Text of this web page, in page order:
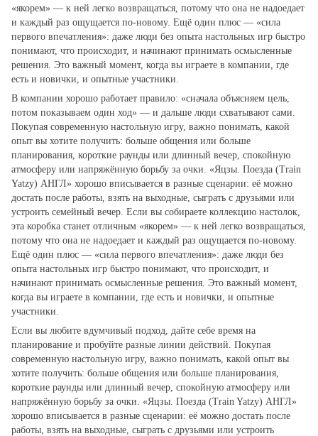
«якорем» — к ней легко возвращаться, потому что она не надоедает
и каждый раз ощущается по‑новому. Ещё один плюс — «сила
первого впечатления»: даже люди без опыта настольных игр быстро
понимают, что происходит, и начинают принимать осмысленные
решения. Это важный момент, когда вы играете в компании, где
есть и новички, и опытные участники.
В компании хорошо работает правило: «сначала объясняем цель,
потом показываем один ход» — и дальше люди схватывают сами.
Покупая современную настольную игру, важно понимать, какой
опыт вы хотите получить: больше общения или больше
планирования, короткие раунды или длинный вечер, спокойную
атмосферу или напряжённую борьбу за очки. «Яцзы. Поезда (Train
Yatzy) АНГЛ» хорошо вписывается в разные сценарии: её можно
достать после работы, взять на выходные, сыграть с друзьями или
устроить семейный вечер. Если вы собираете коллекцию настолок,
эта коробка станет отличным «якорем» — к ней легко возвращаться,
потому что она не надоедает и каждый раз ощущается по‑новому.
Ещё один плюс — «сила первого впечатления»: даже люди без
опыта настольных игр быстро понимают, что происходит, и
начинают принимать осмысленные решения. Это важный момент,
когда вы играете в компании, где есть и новички, и опытные
участники.
Если вы любите вдумчивый подход, дайте себе время на
планирование и пробуйте разные линии действий. Покупая
современную настольную игру, важно понимать, какой опыт вы
хотите получить: больше общения или больше планирования,
короткие раунды или длинный вечер, спокойную атмосферу или
напряжённую борьбу за очки. «Яцзы. Поезда (Train Yatzy) АНГЛ»
хорошо вписывается в разные сценарии: её можно достать после
работы, взять на выходные, сыграть с друзьями или устроить